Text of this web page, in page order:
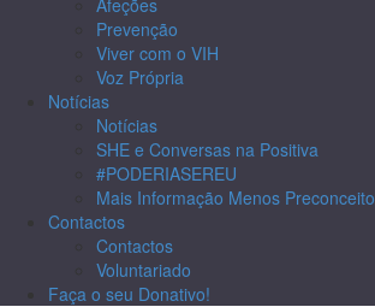
Afeções
Prevenção
Viver com o VIH
Voz Própria
Notícias
Notícias
SHE e Conversas na Positiva
#PODERIASEREU
Mais Informação Menos Preconceito
Contactos
Contactos
Voluntariado
Faça o seu Donativo!